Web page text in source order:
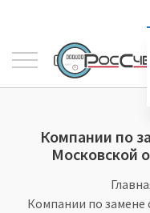
Компании по
Московской
Компании по замене